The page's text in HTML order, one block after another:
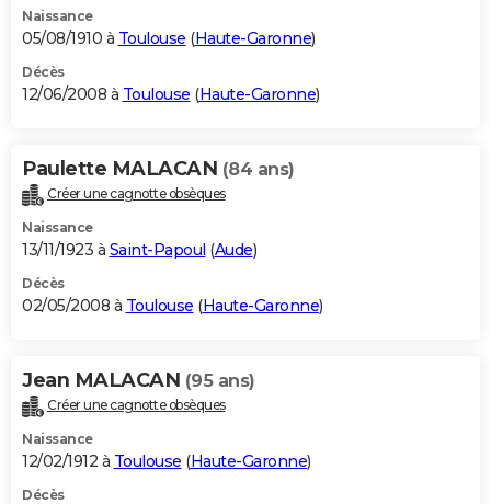
Naissance
05/08/1910 à Toulouse (Haute-Garonne)
Décès
12/06/2008 à Toulouse (Haute-Garonne)
Paulette MALACAN (84 ans)
Créer une cagnotte obsèques
Naissance
13/11/1923 à Saint-Papoul (Aude)
Décès
02/05/2008 à Toulouse (Haute-Garonne)
Jean MALACAN (95 ans)
Créer une cagnotte obsèques
Naissance
12/02/1912 à Toulouse (Haute-Garonne)
Décès